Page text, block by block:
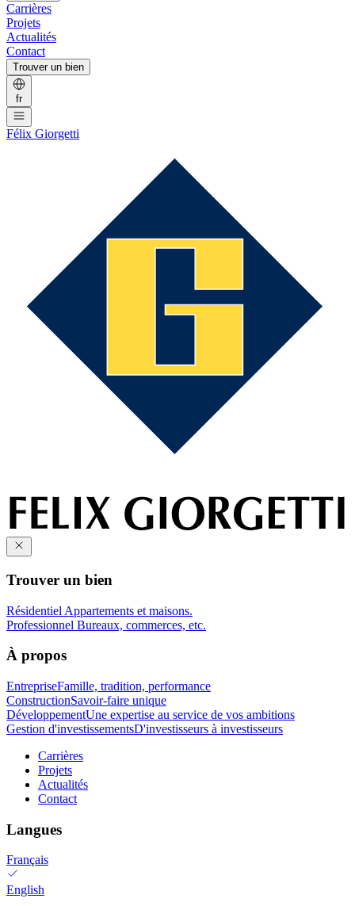
Carrières
Projets
Actualités
Contact
Trouver un bien
fr
Félix Giorgetti
Trouver un bien
Résidentiel Appartements et maisons.
Professionnel Bureaux, commerces, etc.
À propos
EntrepriseFamille, tradition, performance
ConstructionSavoir-faire unique
DéveloppementUne expertise au service de vos ambitions
Gestion d'investissementsD'investisseurs à investisseurs
Carrières
Projets
Actualités
Contact
Langues
Français
English